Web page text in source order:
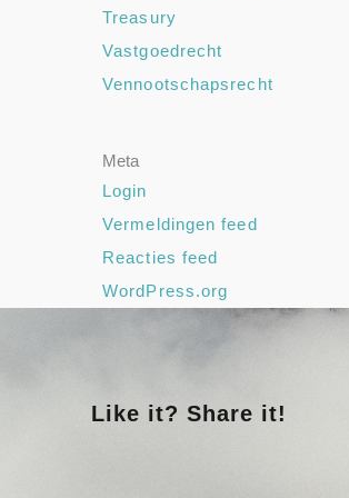
Treasury
Vastgoedrecht
Vennootschapsrecht
Meta
Login
Vermeldingen feed
Reacties feed
WordPress.org
Like it? Share it!